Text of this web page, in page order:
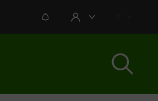
NOTIFICHEAREA UTENTE